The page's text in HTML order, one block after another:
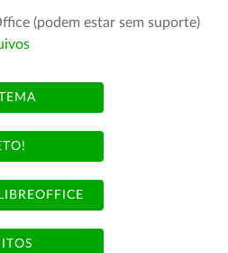
(podem estar sem suporte)